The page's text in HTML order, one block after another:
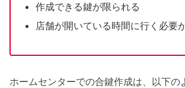
作成できる鍵が限られる
店舗が開いている時間に行く必要
ホームセンターでの合鍵作成は、以下の